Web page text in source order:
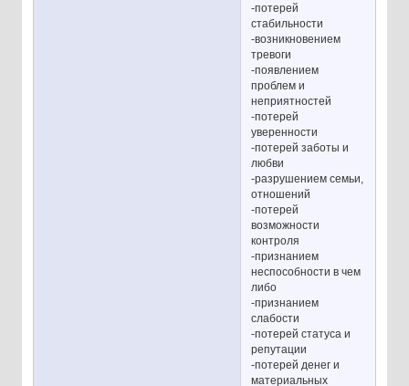
-потерей
стабильности
-возникновением
тревоги
-появлением
проблем и
неприятностей
-потерей
уверенности
-потерей заботы и
любви
-разрушением семьи,
отношений
-потерей
возможности
контроля
-признанием
неспособности в чем
либо
-признанием
слабости
-потерей статуса и
репутации
-потерей денег и
материальных